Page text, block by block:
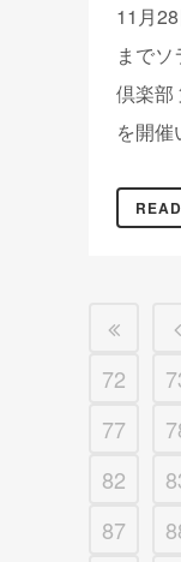
11月
まで
倶楽部
を開催
72
77
82
87